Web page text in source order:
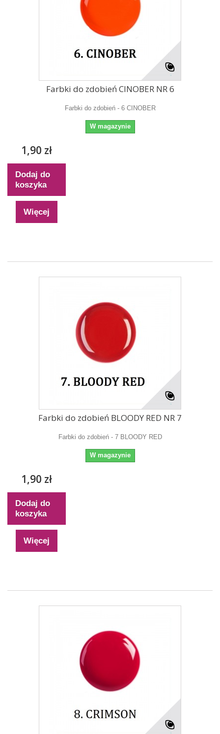
Farbki do zdobień CINOBER NR 6
Farbki do zdobień - 6 CINOBER
W magazynie
1,90 zł
Dodaj do
koszyka
Więcej
Farbki do zdobień BLOODY RED NR 7
Farbki do zdobień - 7 BLOODY RED
W magazynie
1,90 zł
Dodaj do
koszyka
Więcej